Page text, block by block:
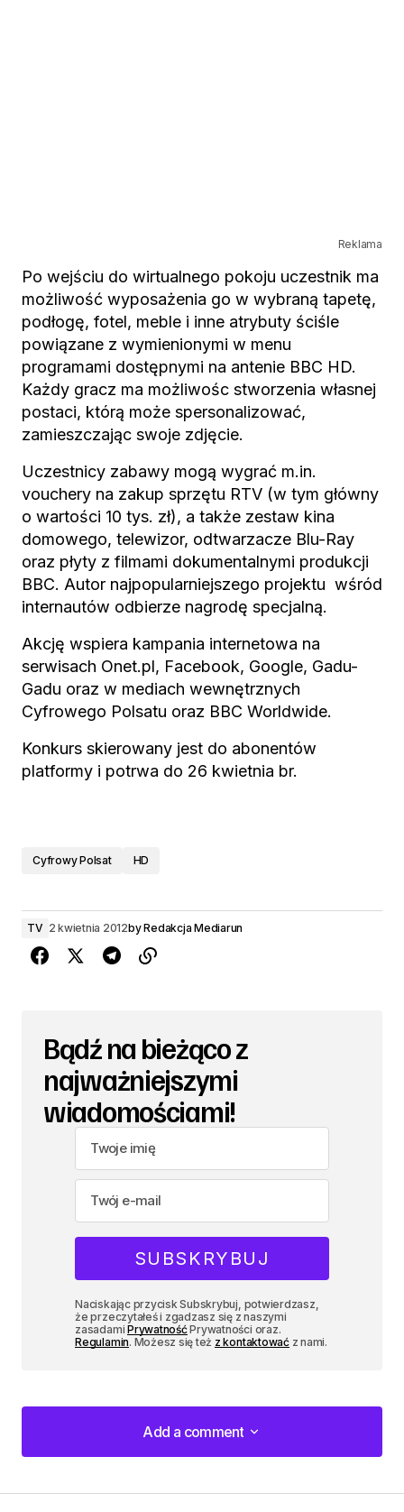
Reklama
Po wejściu do wirtualnego pokoju uczestnik ma
możliwość wyposażenia go w wybraną tapetę,
podłogę, fotel, meble i inne atrybuty ściśle
powiązane z wymienionymi w menu
programami dostępnymi na antenie BBC HD.
Każdy gracz ma możliwośc stworzenia własnej
postaci, którą może spersonalizować,
zamieszczając swoje zdjęcie.
Uczestnicy zabawy mogą wygrać m.in.
vouchery na zakup sprzętu RTV (w tym główny
o wartości 10 tys. zł), a także zestaw kina
domowego, telewizor, odtwarzacze Blu-Ray
oraz płyty z filmami dokumentalnymi produkcji
BBC. Autor najpopularniejszego projektu wśród
internautów odbierze nagrodę specjalną.
Akcję wspiera kampania internetowa na
serwisach Onet.pl, Facebook, Google, Gadu-
Gadu oraz w mediach wewnętrznych
Cyfrowego Polsatu oraz BBC Worldwide.
Konkurs skierowany jest do abonentów
platformy i potrwa do 26 kwietnia br.
Cyfrowy Polsat HD
TV 2 kwietnia 2012byRedakcja Mediarun
Bądź na bieżąco z
najważniejszymi
wiadomościami!
Naciskając przycisk Subskrybuj, potwierdzasz,
że przeczytałeś i zgadzasz się z naszymi
zasadamiPrywatnośćPrywatności oraz.
Regulamin. Możesz się też z kontaktowaćz nami.
Add a comment
Add a comment